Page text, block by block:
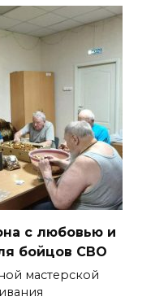
с любовью и
бойцов СВО
мастерской